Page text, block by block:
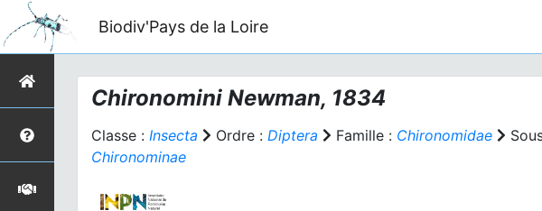
Biodiv'Pays de la Loire
Chironomini Newman, 1834
Classe : Insecta Ordre : Diptera Famille : Chironomidae
Chironominae